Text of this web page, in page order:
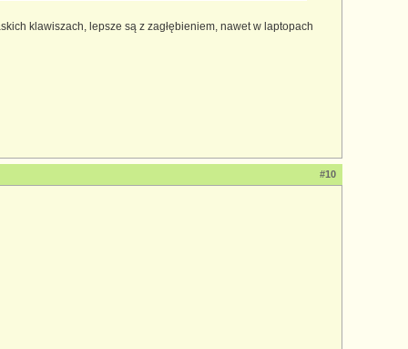
klawiszach, lepsze są z zagłębieniem, nawet w laptopach
#10